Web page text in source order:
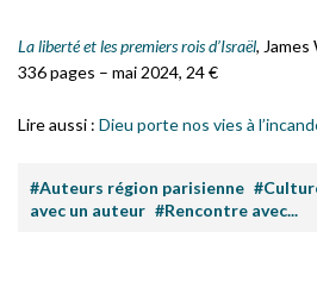
La liberté et les premiers rois d’Israël, James
336 pages – mai 2024, 24€
Lire aussi : Dieu porte nos vies à
#Auteurs région parisienne
avec un auteur #Rencontre avec...